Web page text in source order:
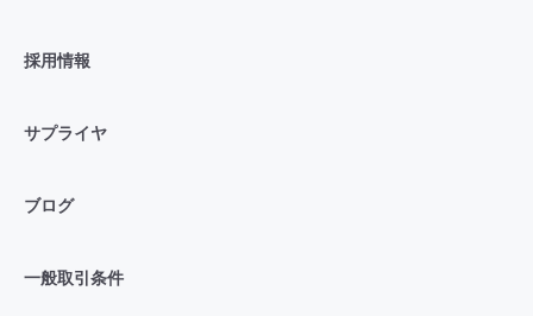
採用情報
サプライヤ
ブログ
一般取引条件